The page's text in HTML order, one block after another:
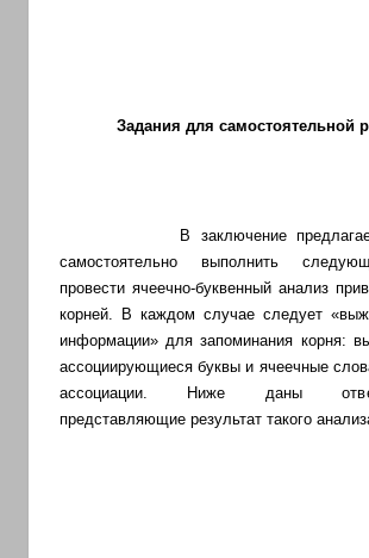
Задания для самостоятельной
В заключение
самостоятельно выполнить
провести ячеечно-буквенный анализ
корней. В каждом случае следует
информации» для запоминания корня:
ассоциирующиеся буквы и ячеечные
ассоциации. Ниже даны
представляющие результат такого